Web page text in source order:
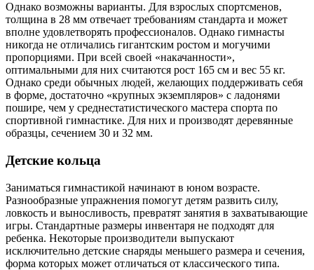
Однако возможны варианты. Для взрослых спортсменов,
толщина в 28 мм отвечает требованиям стандарта и может
вполне удовлетворять профессионалов. Однако гимнасты
никогда не отличались гигантским ростом и могучими
пропорциями. При всей своей «накачанности»,
оптимальными для них считаются рост 165 см и вес 55 кг.
Однако среди обычных людей, желающих поддерживать себя
в форме, достаточно «крупных экземпляров» с ладонями
пошире, чем у среднестатистического мастера спорта по
спортивной гимнастике. Для них и производят деревянные
образцы, сечением 30 и 32 мм.
Детские кольца
Заниматься гимнастикой начинают в юном возрасте.
Разнообразные упражнения помогут детям развить силу,
ловкость и выносливость, превратят занятия в захватывающие
игры. Стандартные размеры инвентаря не подходят для
ребенка. Некоторые производители выпускают
исключительно детские снаряды меньшего размера и сечения,
форма которых может отличаться от классического типа.